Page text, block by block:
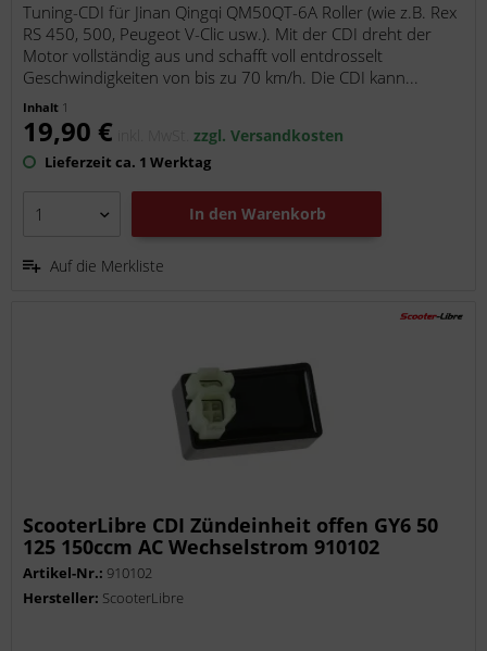
Tuning-CDI für Jinan Qingqi QM50QT-6A Roller (wie z.B. Rex
RS 450, 500, Peugeot V-Clic usw.). Mit der CDI dreht der
Motor vollständig aus und schafft voll entdrosselt
Geschwindigkeiten von bis zu 70 km/h. Die CDI kann...
Inhalt 1
19,90 € inkl. MwSt.zzgl. Versandkosten
Lieferzeit ca. 1 Werktag
In den Warenkorb
Auf die Merkliste
ScooterLibre CDI Zündeinheit offen GY6 50
125 150ccm AC Wechselstrom 910102
Artikel-Nr.: 910102
Hersteller: ScooterLibre